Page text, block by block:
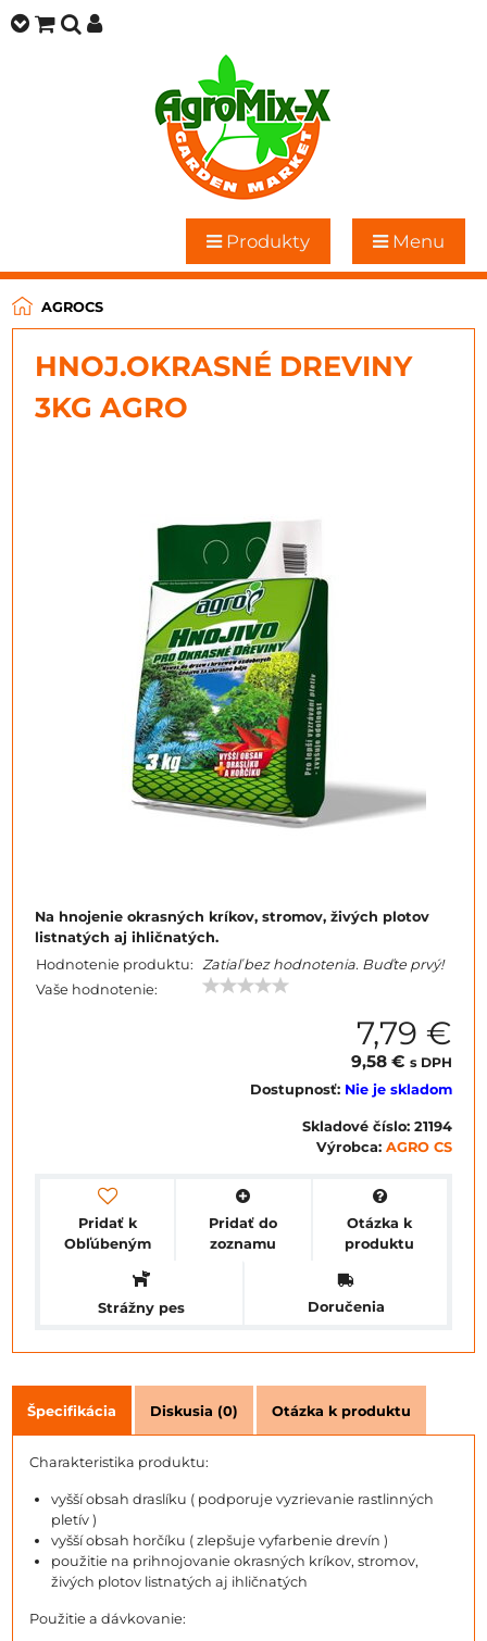
Produkty Menu
AGROCS
HNOJ.OKRASNÉ DREVINY
3KG AGRO
Na hnojenie okrasných kríkov, stromov, živých plotov
listnatých aj ihličnatých.
Hodnotenie produktu: Zatiaľ bez hodnotenia. Buďte prvý!
Vaše hodnotenie:
7,79 €
9,58 € s DPH
Dostupnosť: Nie je skladom
Skladové číslo: 21194
Výrobca: AGRO CS
Pridať k
Obľúbeným
Pridať do
zoznamu
Otázka k
produktu
Strážny pes Doručenia
Špecifikácia Diskusia (0) Otázka k produktu
Charakteristika produktu:
vyšší obsah draslíku ( podporuje vyzrievanie rastlinných
pletív )
vyšší obsah horčíku ( zlepšuje vyfarbenie drevín )
použitie na prihnojovanie okrasných kríkov, stromov,
živých plotov listnatých aj ihličnatých
Použitie a dávkovanie: